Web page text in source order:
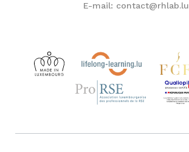
E-mail: contact@rhlab.lu